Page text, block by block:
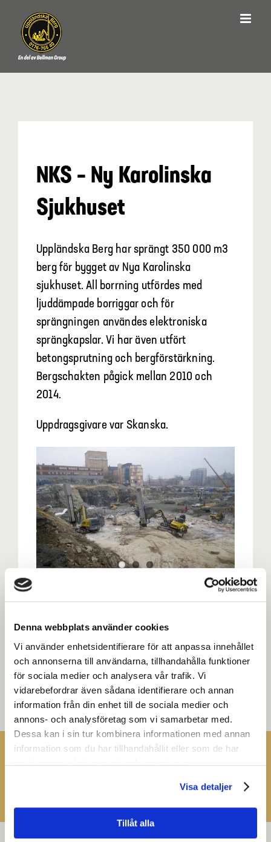
Denna webbplats använder cookies
Vi använder enhetsidentifierare för att anpassa innehållet
och annonserna till användarna, tillhandahålla funktioner
för sociala medier och analysera vår trafik. Vi
vidarebefordrar även sådana identifierare och annan
information från din enhet till de sociala medier och
annons- och analysföretag som vi samarbetar med.
Dessa kan i sin tur kombinera informationen med annan
information som du har tillhandahållit eller som de har
samlat in när du har använt deras tjänster.
Visa detaljer
Tillåt alla
innehållet
NKS – Ny Karolinska
Sjukhuset
Uppländska Berg har sprängt 350 000 m3
berg för bygget av Nya Karolinska
sjukhuset. All borrning utfördes med
ljuddämpade borriggar och för
sprängningen användes elektroniska
sprängkapslar. Vi har även utfört
betongsprutning och bergförstärkning.
Bergschakten pågick mellan 2010 och
2014.
Uppdragsgivare var Skanska.
VI ÄR EN DEL AVBELLMAN